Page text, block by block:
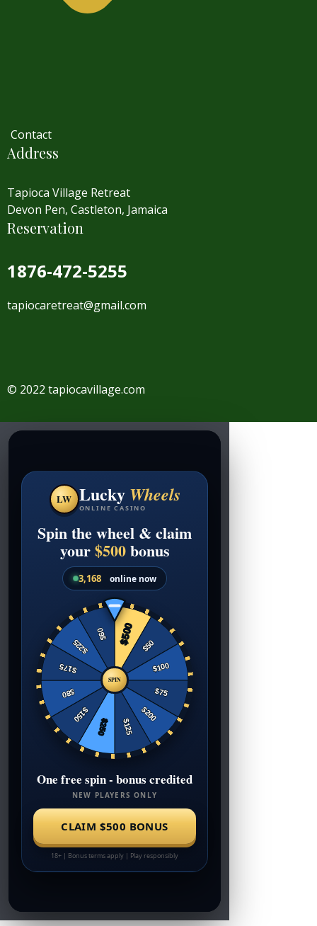
Contact
Address
Tapioca Village Retreat
Devon Pen, Castleton, Jamaica
Reservation
1876-472-5255
tapiocaretreat@gmail.com
© 2022 tapiocavillage.com